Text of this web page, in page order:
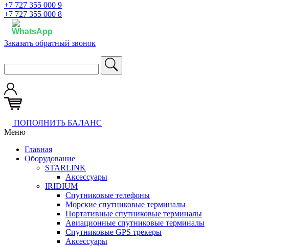
+7 727 355 000 9
+7 727 355 000 8
Заказать обратный звонок
ПОПОЛНИТЬ БАЛАНС
Меню
Главная
Оборудование
STARLINK
Аксессуары
IRIDIUM
Спутниковые телефоны
Морские спутниковые терминалы
Портативные спутниковые терминалы
Авиационные спутниковые терминалы
Спутниковые GPS трекеры
Аксессуары